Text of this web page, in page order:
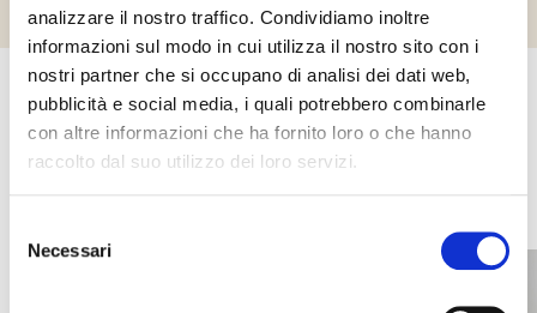
analizzare il nostro traffico. Condividiamo inoltre
informazioni sul modo in cui utilizza il nostro sito con i
nostri partner che si occupano di analisi dei dati web,
pubblicità e social media, i quali potrebbero combinarle
con altre informazioni che ha fornito loro o che hanno
raccolto dal suo utilizzo dei loro servizi.
delNecessari
Altri prodotti che potrebbero
interessarti